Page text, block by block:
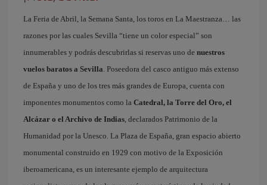
La Feria de Abril, la Semana Santa, los toros en La Maestranza… las
razones por las cuales Sevilla “tiene un color especial” son
innumerables y podrás descubrirlas si reservas uno de nuestros
vuelos baratos a Sevilla. Poseedora del casco antiguo más extenso
de España y uno de los tres más grandes de Europa, cuenta con
imponentes monumentos como la Catedral, la Torre del Oro, el
Alcázar o el Archivo de Indias, declarados Patrimonio de la
Humanidad por la Unesco. La Plaza de España, gran espacio abierto
monumental construido en 1929 con motivo de la Exposición
iberoamericana, es un interesante ejemplo de arquitectura